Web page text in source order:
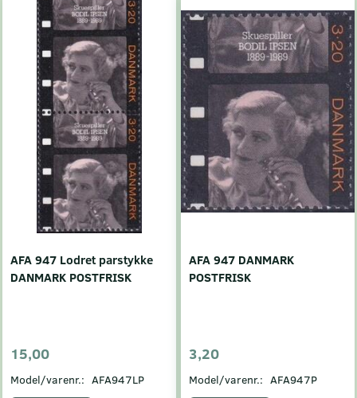
AFA 947 Lodret parstykke
DANMARK POSTFRISK
15,00
Model/varenr.: AFA947LP
AFA 947 DANMARK
POSTFRISK
3,20
Model/varenr.: AFA947P